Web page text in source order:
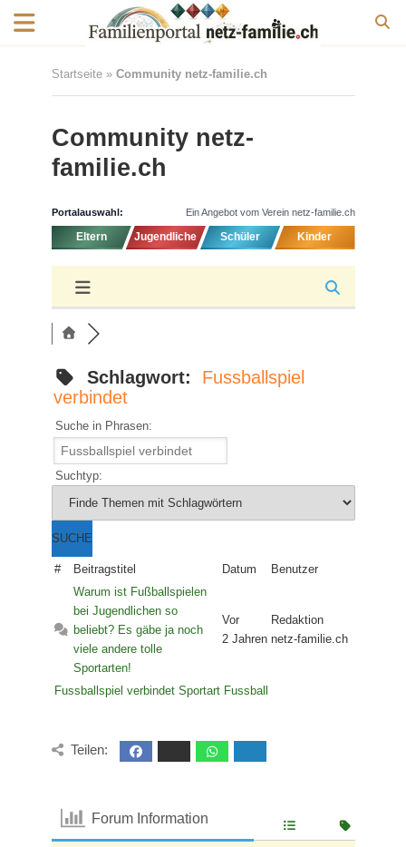
Startseite» Community netz-familie.ch
Community netz-
familie.ch
Portalauswahl: Ein Angebot vom Verein netz-familie.ch
Eltern Jugendliche Schüler Kinder
Schlagwort: Fussballspiel
verbindet
Suche in Phrasen:
Suchtyp:
# Beitragstitel Datum
Benutzer
Warum ist Fußballspielen
bei Jugendlichen so
beliebt? Es gäbe ja noch
viele andere tolle
Sportarten!
Vor
2 Jahren
Redaktion
netz-familie.ch
Fussballspiel verbindet Sportart Fussball
Teilen:
Forum Information